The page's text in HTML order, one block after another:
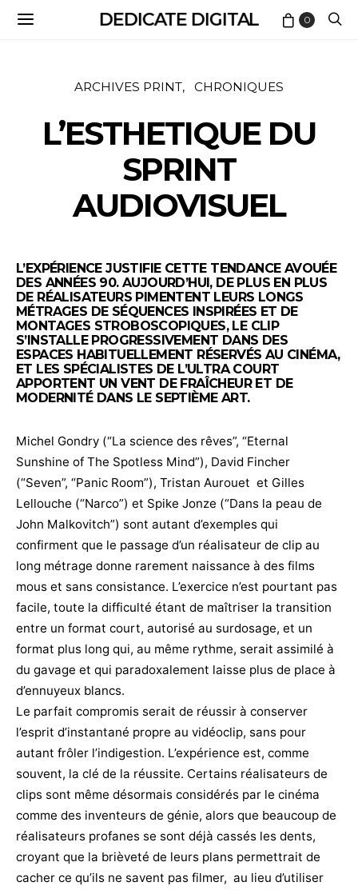
DEDICATE DIGITAL 0
ARCHIVES PRINT CHRONIQUES
L’ESTHETIQUE DU
SPRINT
AUDIOVISUEL
L’EXPÉRIENCE JUSTIFIE CETTE TENDANCE AVOUÉE
DES ANNÉES 90. AUJOURD’HUI, DE PLUS EN PLUS
DE RÉALISATEURS PIMENTENT LEURS LONGS
MÉTRAGES DE SÉQUENCES INSPIRÉES ET DE
MONTAGES STROBOSCOPIQUES, LE CLIP
S’INSTALLE PROGRESSIVEMENT DANS DES
ESPACES HABITUELLEMENT RÉSERVÉS AU CINÉMA,
ET LES SPÉCIALISTES DE L’ULTRA COURT
APPORTENT UN VENT DE FRAÎCHEUR ET DE
MODERNITÉ DANS LE SEPTIÈME ART.
Michel Gondry (“La science des rêves”, “Eternal
Sunshine of The Spotless Mind”), David Fincher
(“Seven”, “Panic Room”), Tristan Aurouet et Gilles
Lellouche (“Narco”) et Spike Jonze (“Dans la peau de
John Malkovitch”) sont autant d’exemples qui
confirment que le passage d’un réalisateur de clip au
long métrage donne rarement naissance à des films
mous et sans consistance. L’exercice n’est pourtant pas
facile, toute la difficulté étant de maîtriser la transition
entre un format court, autorisé au surdosage, et un
format plus long qui, au même rythme, serait assimilé à
du gavage et qui paradoxalement laisse plus de place à
d’ennuyeux blancs.
Le parfait compromis serait de réussir à conserver
l’esprit d’instantané propre au vidéoclip, sans pour
autant frôler l’indigestion. L’expérience est, comme
souvent, la clé de la réussite. Certains réalisateurs de
clips sont même désormais considérés par le cinéma
comme des inventeurs de génie, alors que beaucoup de
réalisateurs profanes se sont déjà cassés les dents,
croyant que la brièveté de leurs plans permettrait de
cacher ce qu’ils ne savent pas filmer, au lieu d’utiliser